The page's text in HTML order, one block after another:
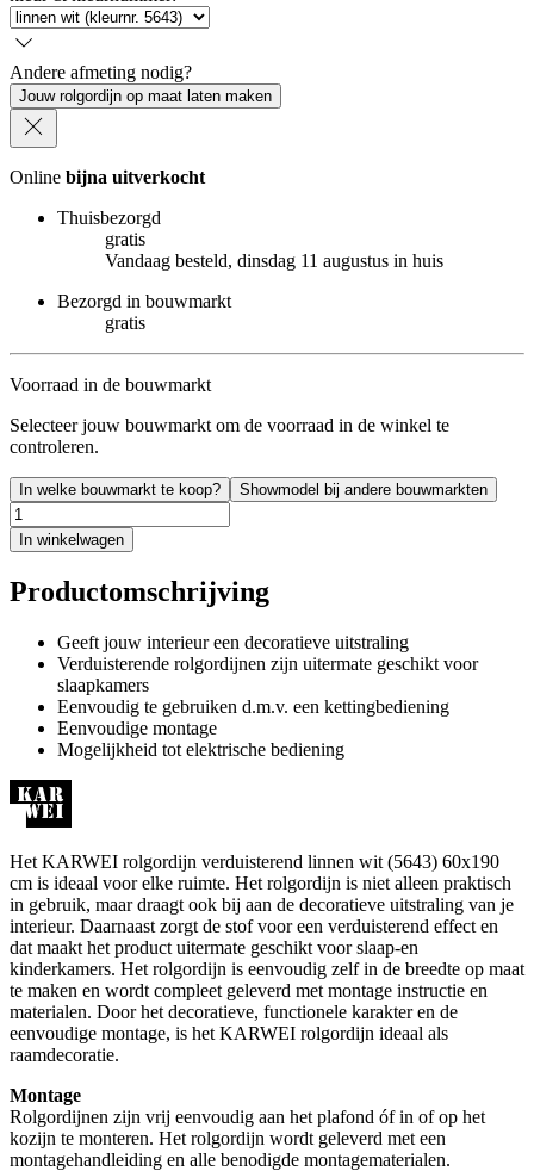
Andere afmeting nodig?
Jouw rolgordijn op maat laten maken
Online bijna uitverkocht
Thuisbezorgd
gratis
Vandaag besteld, dinsdag 11 augustus in huis
Bezorgd in bouwmarkt
gratis
Voorraad in de bouwmarkt
Selecteer jouw bouwmarkt om de voorraad in de winkel te
controleren.
In welke bouwmarkt te koop? Showmodel bij andere bouwmarkten
In winkelwagen
Productomschrijving
Geeft jouw interieur een decoratieve uitstraling
Verduisterende rolgordijnen zijn uitermate geschikt voor
slaapkamers
Eenvoudig te gebruiken d.m.v. een kettingbediening
Eenvoudige montage
Mogelijkheid tot elektrische bediening
Het KARWEI rolgordijn verduisterend linnen wit (5643) 60x190
cm is ideaal voor elke ruimte. Het rolgordijn is niet alleen praktisch
in gebruik, maar draagt ook bij aan de decoratieve uitstraling van je
interieur. Daarnaast zorgt de stof voor een verduisterend effect en
dat maakt het product uitermate geschikt voor slaap-en
kinderkamers. Het rolgordijn is eenvoudig zelf in de breedte op maat
te maken en wordt compleet geleverd met montage instructie en
materialen. Door het decoratieve, functionele karakter en de
eenvoudige montage, is het KARWEI rolgordijn ideaal als
raamdecoratie.
Montage
Rolgordijnen zijn vrij eenvoudig aan het plafond óf in of op het
kozijn te monteren. Het rolgordijn wordt geleverd met een
montagehandleiding en alle benodigde montagematerialen.